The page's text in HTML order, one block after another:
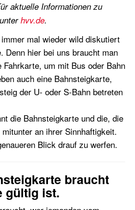
aktuelle Informationen zu
hvv.de.
mal wieder wild diskutiert
Denn hier bei uns braucht man
Fahrkarte, um mit Bus oder Bahn
auch eine Bahnsteigkarte,
der U- oder S-Bahn betreten
die Bahnsteigkarte und die, die
an ihrer Sinnhaftigkeit.
Blick drauf zu werfen.
braucht
gültig ist.